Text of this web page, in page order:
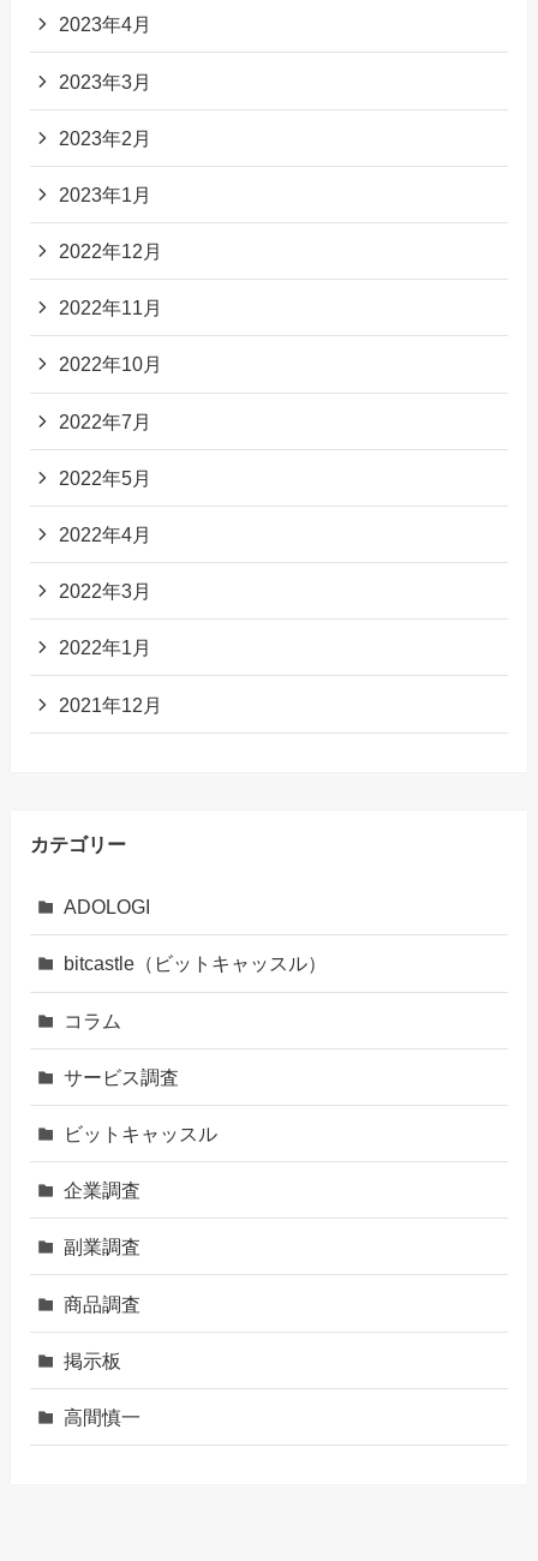
2023年4月
2023年3月
2023年2月
2023年1月
2022年12月
2022年11月
2022年10月
2022年7月
2022年5月
2022年4月
2022年3月
2022年1月
2021年12月
カテゴリー
ADOLOGI
bitcastle（ビットキャッスル）
コラム
サービス調査
ビットキャッスル
企業調査
副業調査
商品調査
掲示板
高間慎一